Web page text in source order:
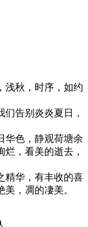
浅秋，时序，如约
告别炎炎夏日，
华色，静观荷塘余
，看美的逝去，
精华，有丰收的喜
，凋的凄美。